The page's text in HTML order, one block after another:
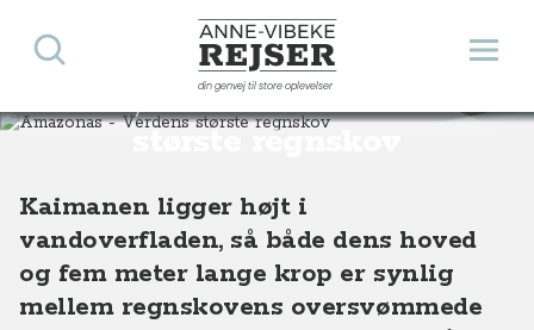
Anne-Vibeke Rejser
din genvej til store oplevelser
Åbn
Søg
Amazonas - Verdens
største regnskov
Destinationer Sydamerika Brasilien Amazonas - Verdens største regnskov
Kaimanen ligger højt i
vandoverfladen, så både dens hoved
og fem meter lange krop er synlig
mellem regnskovens oversvømmede